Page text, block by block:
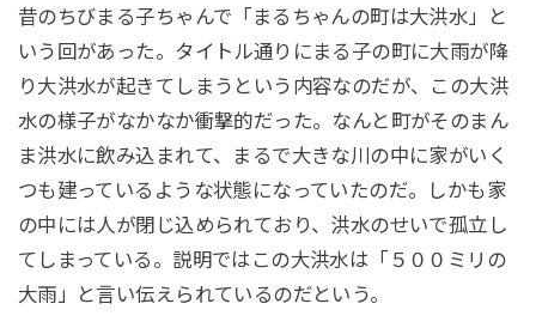
昔のちびまる子ちゃんで「まるちゃんの町は大洪水」と
いう回があった。タイトル通りにまる子の町に大雨が降
り大洪水が起きてしまうという内容なのだが、この大洪
水の様子がなかなか衝撃的だった。なんと町がそのまん
ま洪水に飲み込まれて、まるで大きな川の中に家がいく
つも建っているような状態になっていたのだ。しかも家
の中には人が閉じ込められており、洪水のせいで孤立し
てしまっている。説明ではこの大洪水は「５００ミリの
大雨」と言い伝えられているのだという。